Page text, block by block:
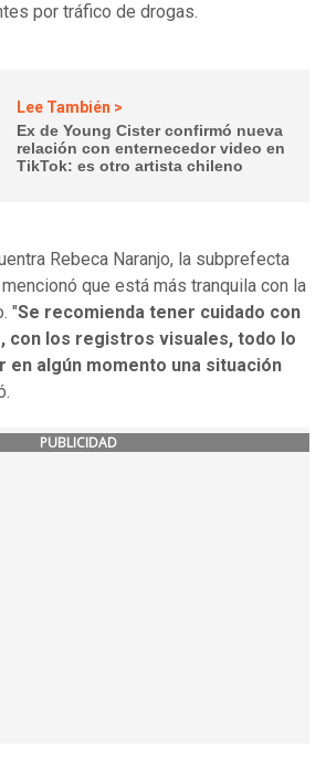
por tráfico de drogas.
Lee También >
Ex de Young Cister confirmó nueva
relación con enternecedor video en
TikTok: es otro artista chileno
Rebeca Naranjo, la subprefecta
que está más tranquila con la
"Se recomienda tener cuidado con
con los registros visuales, todo lo
en algún momento una situación
PUBLICIDAD